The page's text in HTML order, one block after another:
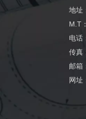
地址
M.T
电话
传真
邮箱
网址